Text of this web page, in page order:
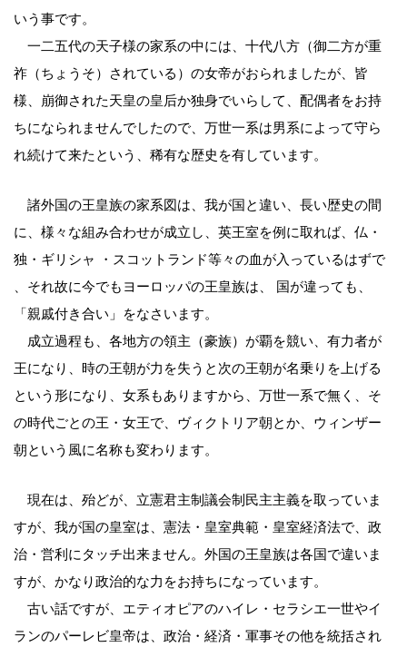
いう事です。
一二五代の天子様の家系の中には、十代八方（御二方が重
祚（ちょうそ）されている）の女帝がおられましたが、皆
様、崩御された天皇の皇后か独身でいらして、配偶者をお持
ちになられませんでしたので、万世一系は男系によって守ら
れ続けて来たという、稀有な歴史を有しています。
諸外国の王皇族の家系図は、我が国と違い、長い歴史の間
に、様々な組み合わせが成立し、英王室を例に取れば、仏・
独・ギリシャ ・スコットランド等々の血が入っているはずで
、それ故に今でもヨーロッパの王皇族は、 国が違っても、
「親戚付き合い」をなさいます。
成立過程も、各地方の領主（豪族）が覇を競い、有力者が
王になり、時の王朝が力を失うと次の王朝が名乗りを上げる
という形になり、女系もありますから、万世一系で無く、そ
の時代ごとの王・女王で、ヴィクトリア朝とか、ウィンザー
朝という風に名称も変わります。
現在は、殆どが、立憲君主制議会制民主主義を取っていま
すが、我が国の皇室は、憲法・皇室典範・皇室経済法で、政
治・営利にタッチ出来ません。外国の王皇族は各国で違いま
すが、かなり政治的な力をお持ちになっています。
古い話ですが、エティオピアのハイレ・セラシエ一世やイ
ランのパーレビ皇帝は、政治・経済・軍事その他を統括され